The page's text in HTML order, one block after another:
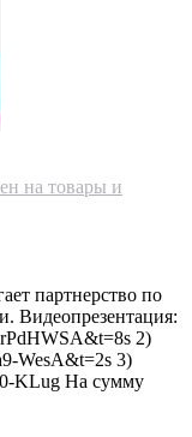
на товары и
партнерство по
Видеопрезентация:
2)
WesA&t=2s 3)
KLug На сумму